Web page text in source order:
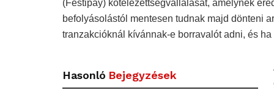
(Festipay) kötelezettségvállalását, amelynek
befolyásolástól mentesen tudnak majd dönteni
tranzakcióknál kívánnak-e borravalót adni, és
Hasonló Bejegyzések